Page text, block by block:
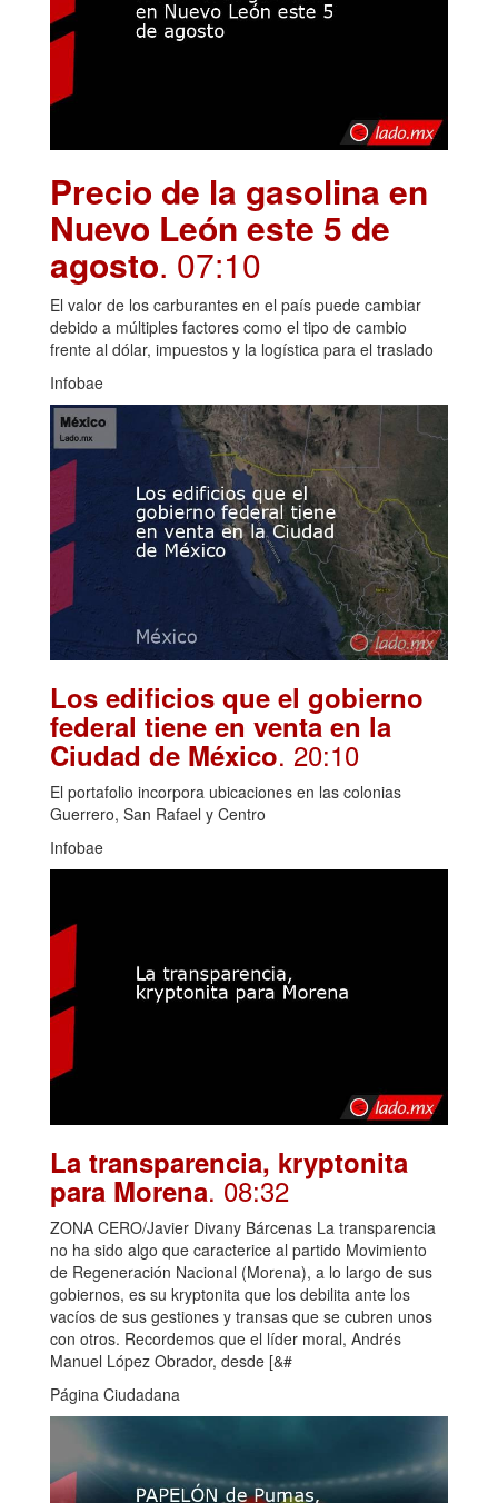
Precio de la gasolina en
Nuevo León este 5 de
agosto. 07:10
El valor de los carburantes en el país puede cambiar
debido a múltiples factores como el tipo de cambio
frente al dólar, impuestos y la logística para el traslado
Infobae
Los edificios que el gobierno
federal tiene en venta en la
Ciudad de México. 20:10
El portafolio incorpora ubicaciones en las colonias
Guerrero, San Rafael y Centro
Infobae
La transparencia, kryptonita
para Morena. 08:32
ZONA CERO/Javier Divany Bárcenas La transparencia
no ha sido algo que caracterice al partido Movimiento
de Regeneración Nacional (Morena), a lo largo de sus
gobiernos, es su kryptonita que los debilita ante los
vacíos de sus gestiones y transas que se cubren unos
con otros. Recordemos que el líder moral, Andrés
Manuel López Obrador, desde [&#
Página Ciudadana